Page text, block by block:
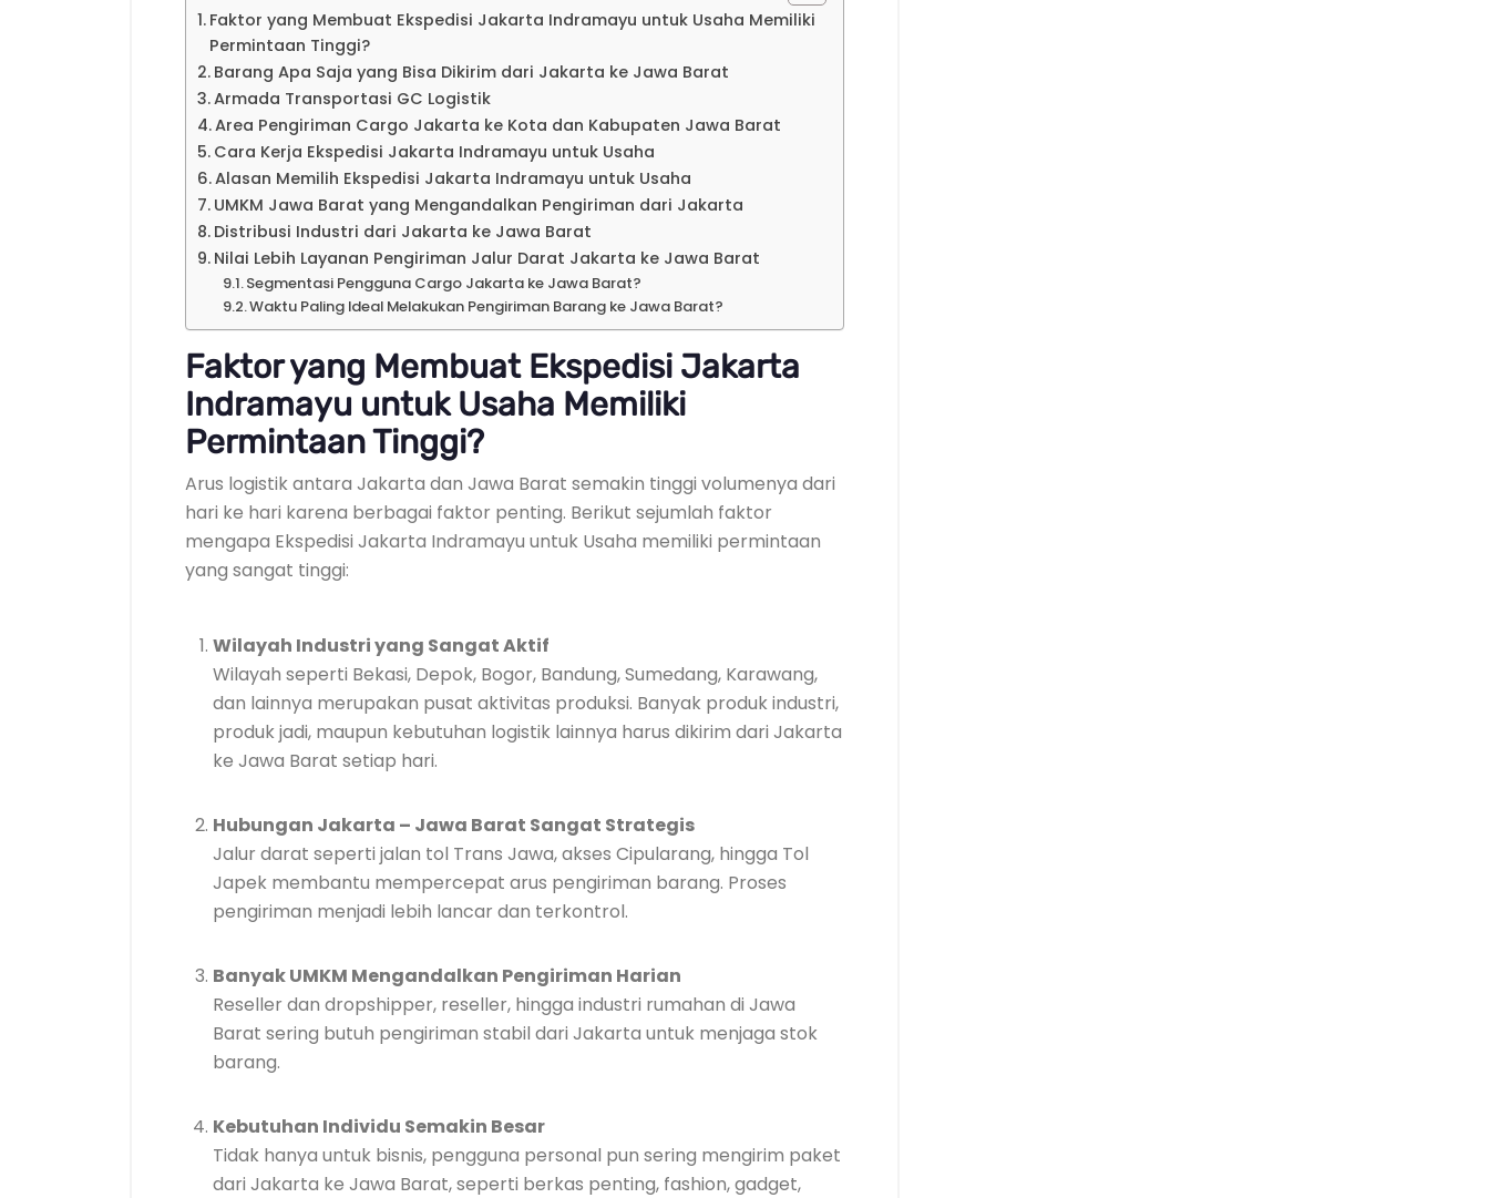
Faktor yang Membuat Ekspedisi Jakarta Indramayu untuk Usaha Memiliki
Permintaan Tinggi?
Barang Apa Saja yang Bisa Dikirim dari Jakarta ke Jawa Barat
Armada Transportasi GC Logistik
Area Pengiriman Cargo Jakarta ke Kota dan Kabupaten Jawa Barat
Cara Kerja Ekspedisi Jakarta Indramayu untuk Usaha
Alasan Memilih Ekspedisi Jakarta Indramayu untuk Usaha
UMKM Jawa Barat yang Mengandalkan Pengiriman dari Jakarta
Distribusi Industri dari Jakarta ke Jawa Barat
Nilai Lebih Layanan Pengiriman Jalur Darat Jakarta ke Jawa Barat
Segmentasi Pengguna Cargo Jakarta ke Jawa Barat?
Waktu Paling Ideal Melakukan Pengiriman Barang ke Jawa Barat?
Faktor yang Membuat Ekspedisi Jakarta
Indramayu untuk Usaha Memiliki
Permintaan Tinggi?
Arus logistik antara Jakarta dan Jawa Barat semakin tinggi volumenya dari
hari ke hari karena berbagai faktor penting. Berikut sejumlah faktor
mengapa Ekspedisi Jakarta Indramayu untuk Usaha memiliki permintaan
yang sangat tinggi:
Wilayah Industri yang Sangat Aktif
Wilayah seperti Bekasi, Depok, Bogor, Bandung, Sumedang, Karawang,
dan lainnya merupakan pusat aktivitas produksi. Banyak produk industri,
produk jadi, maupun kebutuhan logistik lainnya harus dikirim dari Jakarta
ke Jawa Barat setiap hari.
Hubungan Jakarta – Jawa Barat Sangat Strategis
Jalur darat seperti jalan tol Trans Jawa, akses Cipularang, hingga Tol
Japek membantu mempercepat arus pengiriman barang. Proses
pengiriman menjadi lebih lancar dan terkontrol.
Banyak UMKM Mengandalkan Pengiriman Harian
Reseller dan dropshipper, reseller, hingga industri rumahan di Jawa
Barat sering butuh pengiriman stabil dari Jakarta untuk menjaga stok
barang.
Kebutuhan Individu Semakin Besar
Tidak hanya untuk bisnis, pengguna personal pun sering mengirim paket
dari Jakarta ke Jawa Barat, seperti berkas penting, fashion, gadget,